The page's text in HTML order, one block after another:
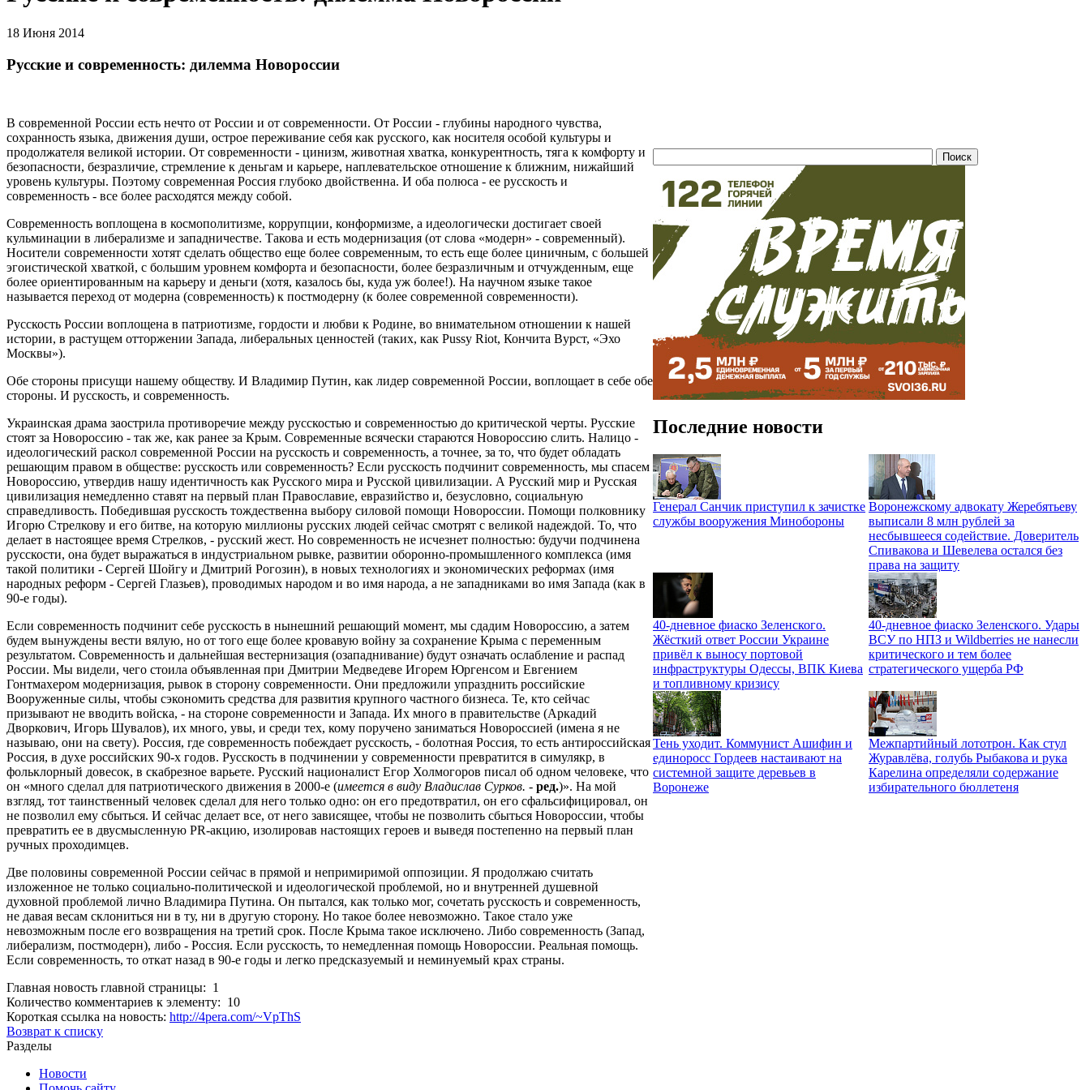
18 Июня 2014
Русские и современность: дилемма Новороссии
В современной России есть нечто от России и от современности. От России - глубины народного чувства,
сохранность языка, движения души, острое переживание себя как русского, как носителя особой культуры и
продолжателя великой истории. От современности - цинизм, животная хватка, конкурентность, тяга к комфорту и
безопасности, безразличие, стремление к деньгам и карьере, наплевательское отношение к ближним, нижайший
уровень культуры. Поэтому современная Россия глубоко двойственна. И оба полюса - ее русскость и
современность - все более расходятся между собой.
Современность воплощена в космополитизме, коррупции, конформизме, а идеологически достигает своей
кульминации в либерализме и западничестве. Такова и есть модернизация (от слова «модерн» - современный).
Носители современности хотят сделать общество еще более современным, то есть еще более циничным, с большей
эгоистической хваткой, с большим уровнем комфорта и безопасности, более безразличным и отчужденным, еще
более ориентированным на карьеру и деньги (хотя, казалось бы, куда уж более!). На научном языке такое
называется переход от модерна (современность) к постмодерну (к более современной современности).
Русскость России воплощена в патриотизме, гордости и любви к Родине, во внимательном отношении к нашей
истории, в растущем отторжении Запада, либеральных ценностей (таких, как Pussy Riot, Кончита Вурст, «Эхо
Москвы»).
Обе стороны присущи нашему обществу. И Владимир Путин, как лидер современной России, воплощает в себе обе
стороны. И русскость, и современность.
Украинская драма заострила противоречие между русскостью и современностью до критической черты. Русские
стоят за Новороссию - так же, как ранее за Крым. Современные всячески стараются Новороссию слить. Налицо -
идеологический раскол современной России на русскость и современность, а точнее, за то, что будет обладать
решающим правом в обществе: русскость или современность? Если русскость подчинит современность, мы спасем
Новороссию, утвердив нашу идентичность как Русского мира и Русской цивилизации. А Русский мир и Русская
цивилизация немедленно ставят на первый план Православие, евразийство и, безусловно, социальную
справедливость. Победившая русскость тождественна выбору силовой помощи Новороссии. Помощи полковнику
Игорю Стрелкову и его битве, на которую миллионы русских людей сейчас смотрят с великой надеждой. То, что
делает в настоящее время Стрелков, - русский жест. Но современность не исчезнет полностью: будучи подчинена
русскости, она будет выражаться в индустриальном рывке, развитии оборонно-промышленного комплекса (имя
такой политики - Сергей Шойгу и Дмитрий Рогозин), в новых технологиях и экономических реформах (имя
народных реформ - Сергей Глазьев), проводимых народом и во имя народа, а не западниками во имя Запада (как в
90-е годы).
Если современность подчинит себе русскость в нынешний решающий момент, мы сдадим Новороссию, а затем
будем вынуждены вести вялую, но от того еще более кровавую войну за сохранение Крыма с переменным
результатом. Современность и дальнейшая вестернизация (озападнивание) будут означать ослабление и распад
России. Мы видели, чего стоила объявленная при Дмитрии Медведеве Игорем Юргенсом и Евгением
Гонтмахером модернизация, рывок в сторону современности. Они предложили упразднить российские
Вооруженные силы, чтобы сэкономить средства для развития крупного частного бизнеса. Те, кто сейчас
призывают не вводить войска, - на стороне современности и Запада. Их много в правительстве (Аркадий
Дворкович, Игорь Шувалов), их много, увы, и среди тех, кому поручено заниматься Новороссией (имена я не
называю, они на свету). Россия, где современность побеждает русскость, - болотная Россия, то есть антироссийская
Россия, в духе российских 90-х годов. Русскость в подчинении у современности превратится в симулякр, в
фольклорный довесок, в скабрезное варьете. Русский националист Егор Холмогоров писал об одном человеке, что
он «много сделал для патриотического движения в 2000-е (имеется в виду Владислав Сурков. - ред.)». На мой
взгляд, тот таинственный человек сделал для него только одно: он его предотвратил, он его сфальсифицировал, он
не позволил ему сбыться. И сейчас делает все, от него зависящее, чтобы не позволить сбыться Новороссии, чтобы
превратить ее в двусмысленную PR-акцию, изолировав настоящих героев и выведя постепенно на первый план
ручных проходимцев.
Две половины современной России сейчас в прямой и непримиримой оппозиции. Я продолжаю считать
изложенное не только социально-политической и идеологической проблемой, но и внутренней душевной
духовной проблемой лично Владимира Путина. Он пытался, как только мог, сочетать русскость и современность,
не давая весам склониться ни в ту, ни в другую сторону. Но такое более невозможно. Такое стало уже
невозможным после его возвращения на третий срок. После Крыма такое исключено. Либо современность (Запад,
либерализм, постмодерн), либо - Россия. Если русскость, то немедленная помощь Новороссии. Реальная помощь.
Если современность, то откат назад в 90-е годы и легко предсказуемый и неминуемый крах страны.
Главная новость главной страницы: 1
Количество комментариев к элементу: 10
Короткая ссылка на новость: http://4pera.com/~VpThS
Возврат к списку
Последние новости
Генерал Санчик приступил к зачистке
службы вооружения Минобороны
Воронежскому адвокату Жеребятьеву
выписали 8 млн рублей за
несбывшееся содействие. Доверитель
Спивакова и Шевелева остался без
права на защиту
40-дневное фиаско Зеленского.
Жёсткий ответ России Украине
привёл к выносу портовой
инфраструктуры Одессы, ВПК Киева
и топливному кризису
40-дневное фиаско Зеленского. Удары
ВСУ по НПЗ и Wildberries не нанесли
критического и тем более
стратегического ущерба РФ
Тень уходит. Коммунист Ашифин и
единоросс Гордеев настаивают на
системной защите деревьев в
Воронеже
Межпартийный лототрон. Как стул
Журавлёва, голубь Рыбакова и рука
Карелина определяли содержание
избирательного бюллетеня
Разделы
Новости